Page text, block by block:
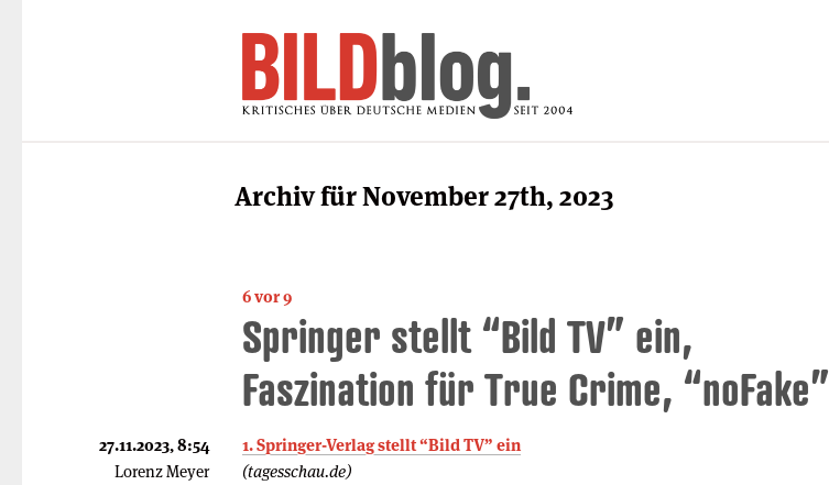
Archiv für November 27th, 2023
6 vor 9
Springer stellt “Bild TV” ein,
Faszination für True Crime, “noFake”
1. Springer-Verlag stellt “Bild TV” ein
(tagesschau.de)
27.11.2023, 8:54
Lorenz Meyer